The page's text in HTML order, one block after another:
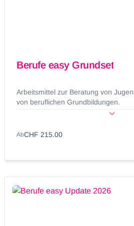
Berufe easy Grundset
Arbeitsmittel zur Beratung von
von beruflichen Grundbildungen.
AbCHF 215.00